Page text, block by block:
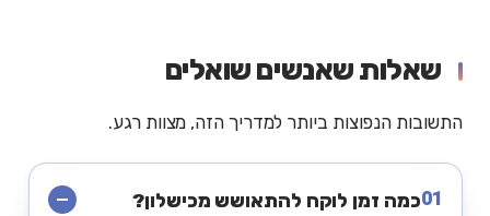
שאלות שאנשים שואלים
התשובות הנפוצות ביותר למדריך הזה, מצוות רגע.
01כמה זמן לוקח להתאושש מכישלון?